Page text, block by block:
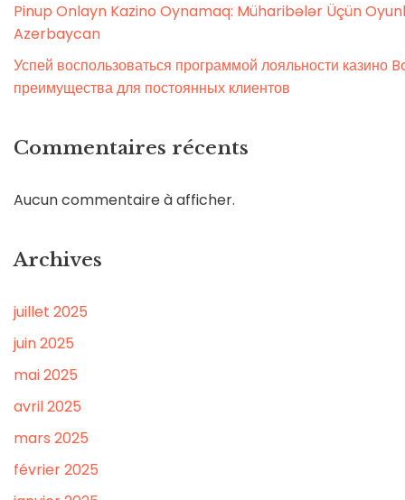
Pinup Onlayn Kazino Oynamaq: Müharibələr Üçün
Azerbaycan
Успей воспользоваться программой лояльности казино
преимущества для постоянных клиентов
Commentaires récents
Aucun commentaire à afficher.
Archives
juillet 2025
juin 2025
mai 2025
avril 2025
mars 2025
février 2025